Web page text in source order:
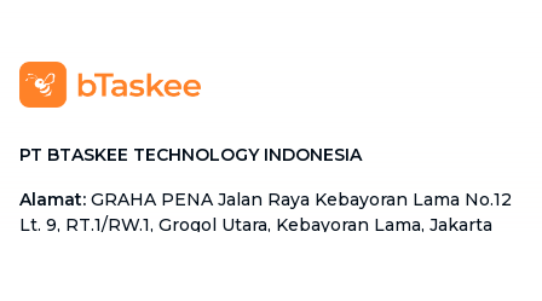
PT BTASKEE TECHNOLOGY INDONESIA
Alamat: GRAHA PENA Jalan Raya Kebayoran Lama No.12
Lt. 9, RT.1/RW.1, Grogol Utara, Kebayoran Lama, Jakarta